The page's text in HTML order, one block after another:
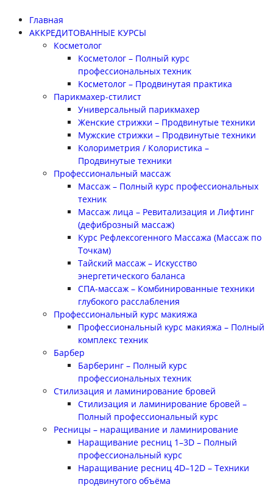
Главная
АККРЕДИТОВАННЫЕ КУРСЫ
Косметолог
Косметолог – Полный курс
профессиональных техник
Косметолог – Продвинутая практика
Парикмахер-стилист
Универсальный парикмахер
Женские стрижки – Продвинутые техники
Мужские стрижки – Продвинутые техники
Колориметрия / Колористика –
Продвинутые техники
Профессиональный массаж
Массаж – Полный курс профессиональных
техник
Массаж лица – Ревитализация и Лифтинг
(дефиброзный массаж)
Курс Рефлексогенного Массажа (Массаж по
Точкам)
Тайский массаж – Искусство
энергетического баланса
СПА-массаж – Комбинированные техники
глубокого расслабления
Профессиональный курс макияжа
Профессиональный курс макияжа – Полный
комплекс техник
Барбер
Барберинг – Полный курс
профессиональных техник
Стилизация и ламинирование бровей
Стилизация и ламинирование бровей –
Полный профессиональный курс
Ресницы – наращивание и ламинирование
Наращивание ресниц 1–3D – Полный
профессиональный курс
Наращивание ресниц 4D–12D – Техники
продвинутого объёма